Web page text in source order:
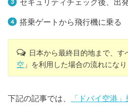
セキュリティチェック後、出
搭乗ゲートから飛行機に乗る
日本から最終目的地まで、す
空 」を利用した場合の流れになり
下記の記事では、 「ドバイ空港